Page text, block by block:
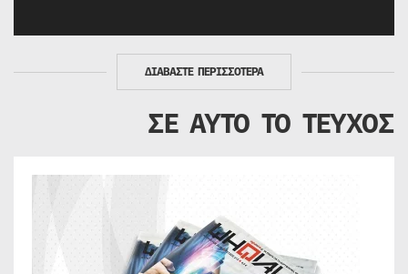
ΔΙΑΒΑΣΤΕ ΠΕΡΙΣΣΟΤΕΡΑ
ΣΕ ΑΥΤΟ ΤΟ ΤΕΥΧΟΣ